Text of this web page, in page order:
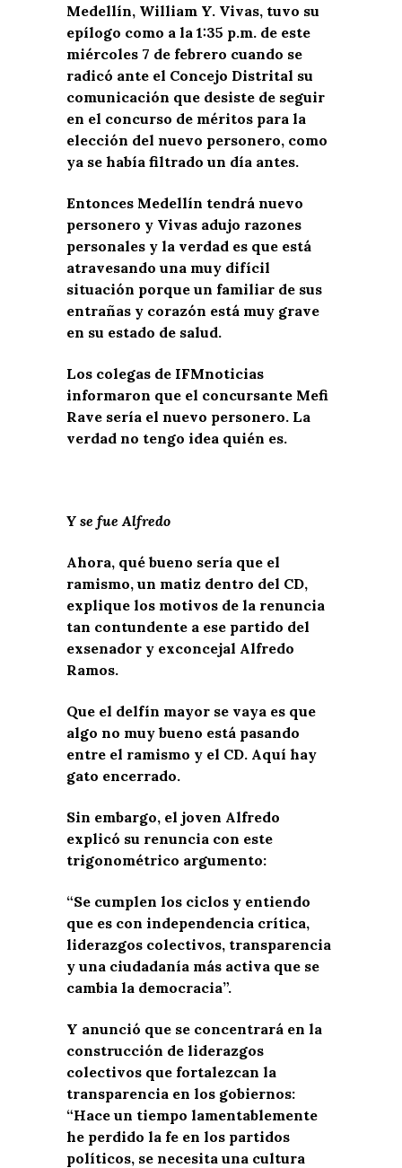
Medellín, William Y. Vivas, tuvo su
epílogo como a la 1:35 p.m. de este
miércoles 7 de febrero cuando se
radicó ante el Concejo Distrital su
comunicación que desiste de seguir
en el concurso de méritos para la
elección del nuevo personero, como
ya se había filtrado un día antes.
Entonces Medellín tendrá nuevo
personero y Vivas adujo razones
personales y la verdad es que está
atravesando una muy difícil
situación porque un familiar de sus
entrañas y corazón está muy grave
en su estado de salud.
Los colegas de IFMnoticias
informaron que el concursante Mefi
Rave sería el nuevo personero. La
verdad no tengo idea quién es.
Y se fue Alfredo
Ahora, qué bueno sería que el
ramismo, un matiz dentro del CD,
explique los motivos de la renuncia
tan contundente a ese partido del
exsenador y exconcejal Alfredo
Ramos.
Que el delfín mayor se vaya es que
algo no muy bueno está pasando
entre el ramismo y el CD. Aquí hay
gato encerrado.
Sin embargo, el joven Alfredo
explicó su renuncia con este
trigonométrico argumento:
“Se cumplen los ciclos y entiendo
que es con independencia crítica,
liderazgos colectivos, transparencia
y una ciudadanía más activa que se
cambia la democracia”.
Y anunció que se concentrará en la
construcción de liderazgos
colectivos que fortalezcan la
transparencia en los gobiernos:
“Hace un tiempo lamentablemente
he perdido la fe en los partidos
políticos, se necesita una cultura